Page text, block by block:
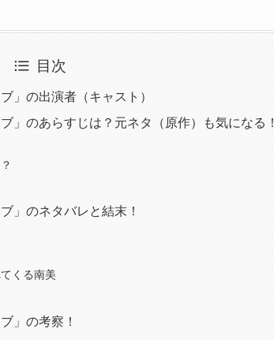
目次
」の出演者（キャスト）
」のあらすじは？元ネタ（原作）も気になる！
」のネタバレと結末！
くる南美
」の考察！